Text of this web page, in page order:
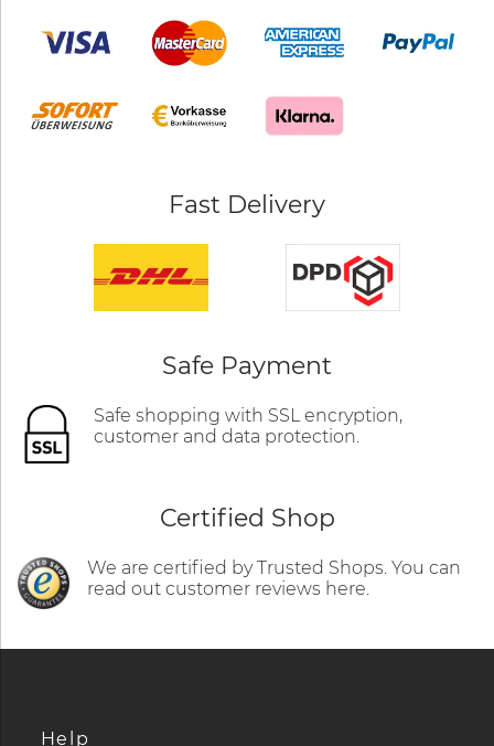
Fast Delivery
Safe Payment
Safe shopping with SSL encryption,
customer and data protection.
Certified Shop
We are certified by Trusted Shops. You can
read out customer reviews here.
Help